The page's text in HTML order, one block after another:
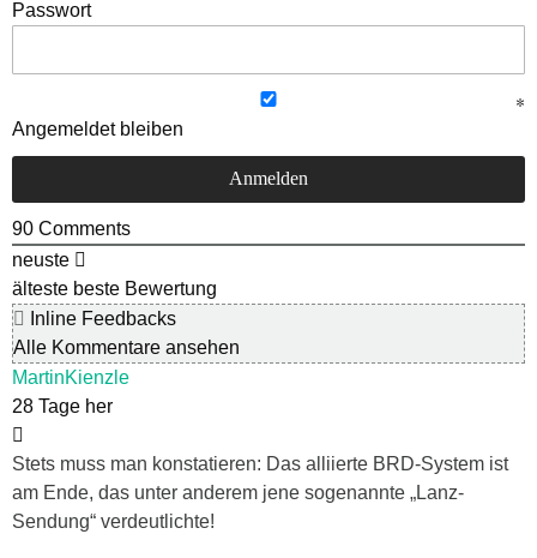
Passwort
Angemeldet bleiben
90 Comments
neuste
älteste beste Bewertung
Inline Feedbacks
Alle Kommentare ansehen
MartinKienzle
28 Tage her
Stets muss man konstatieren: Das alliierte BRD-System ist
am Ende, das unter anderem jene sogenannte „Lanz-
Sendung“ verdeutlichte!